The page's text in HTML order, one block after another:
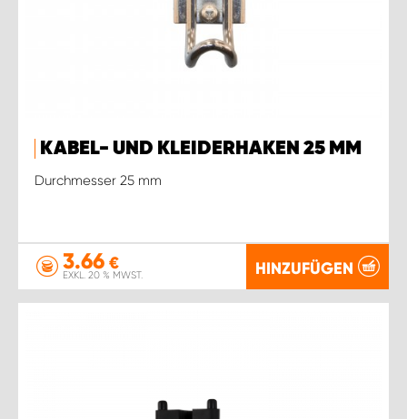
KABEL- UND KLEIDERHAKEN 25 MM
Durchmesser 25 mm
3.66 €
EXKL. 20 % MWST. HINZUFÜGEN